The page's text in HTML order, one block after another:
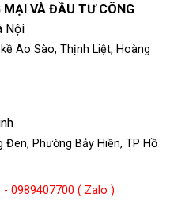
MẠI VÀ ĐẦU TƯ CÔNG
Nội
Ao Sào, Thịnh Liệt, Hoàng
Phường Bảy Hiền, TP Hồ
- 0989407700 ( Zalo )